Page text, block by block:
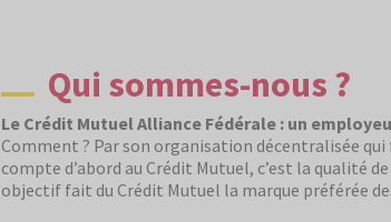
Qui sommes-nous ?
Le Crédit Mutuel Alliance Fédérale : un
Comment ? Par son organisation décentralisée qui
compte d’abord au Crédit Mutuel, c’est la qualité
objectif fait du Crédit Mutuel la marque préférée